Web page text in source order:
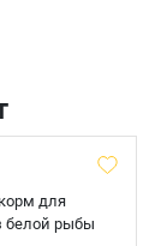
для
белой рыбы